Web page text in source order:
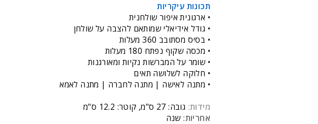
תכונות עיקריות
• ארגונית איפור שולחנית
• גודל אידיאלי שמותאם להצבה על שולחן
• בסיס מסתובב 360 מעלות
• מכסה שקוף נפתח 180 מעלות
• שומר על המברשות נקיות ומאורגנות
• חלוקה לשלושה תאים
• מתנה לאישה | מתנה לחברה | מתנה לאמא
מידות: גובה: 27 ס"מ, קוטר: 12.2 ס"מ
אחריות: שנה